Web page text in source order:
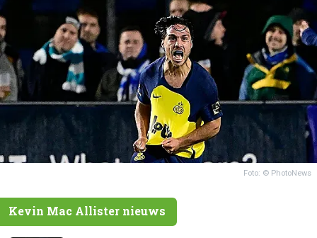
Foto: © PhotoNews
Kevin Mac Allister nieuws